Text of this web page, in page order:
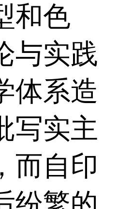
和色
与实践
体系造
写实主
而自印